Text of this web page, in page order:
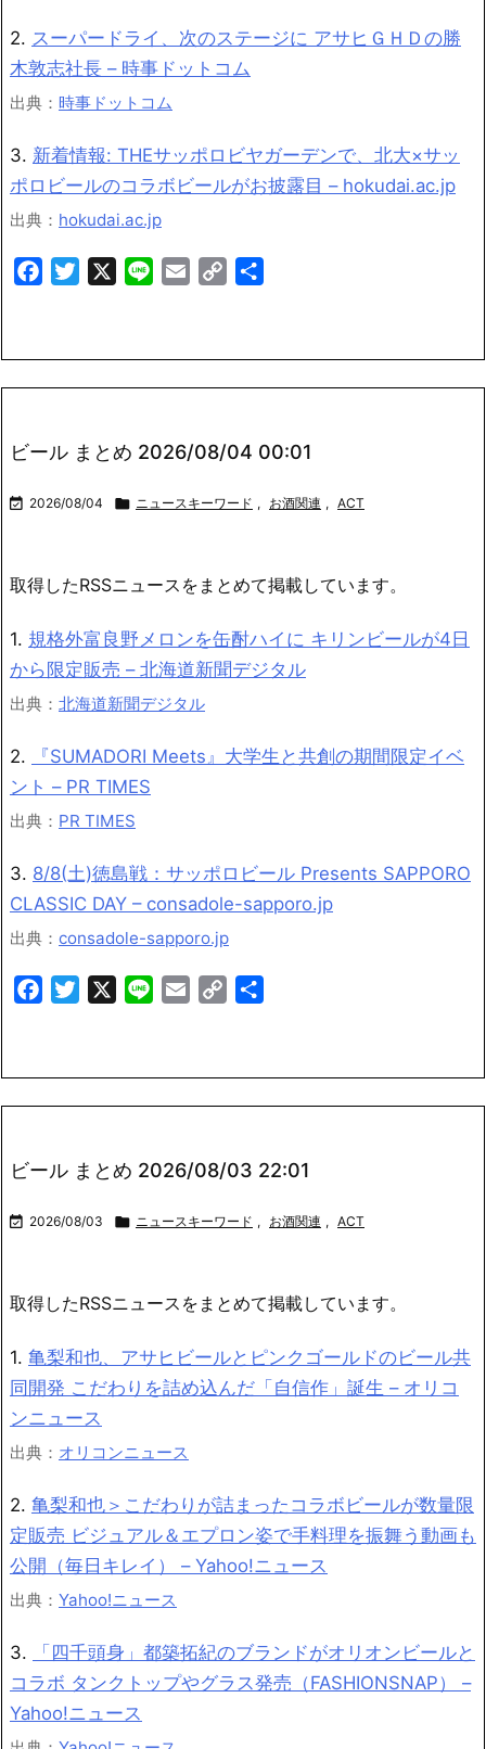
2. スーパードライ、次のステージに アサヒＧＨＤの勝
木敦志社長 – 時事ドットコム
出典： 時事ドットコム
3. 新着情報: THEサッポロビヤガーデンで、北大×サッ
ポロビールのコラボビールがお披露目 – hokudai.ac.jp
出典： hokudai.ac.jp
FacebookTwitter Line Email
Copy
ビール まとめ 2026/08/04 00:01
 2026/08/04  ニュースキーワード , お酒関連 , ACT
取得したRSSニュースをまとめて掲載しています。
1. 規格外富良野メロンを缶酎ハイに キリンビールが4日
から限定販売 – 北海道新聞デジタル
出典： 北海道新聞デジタル
2.
『SUMADORI Meets』大学生と共創の期間限定イベ
ント – PR TIMES
出典： PR TIMES
3. 8/8(土)徳島戦：サッポロビール Presents SAPPORO
CLASSIC DAY – consadole-sapporo.jp
出典： consadole-sapporo.jp
FacebookTwitter Line Email
Copy
ビール まとめ 2026/08/03 22:01
 2026/08/03  ニュースキーワード , お酒関連 , ACT
取得したRSSニュースをまとめて掲載しています。
1. 亀梨和也、アサヒビールとピンクゴールドのビール共
同開発 こだわりを詰め込んだ「自信作」誕生 – オリコ
ンニュース
出典： オリコンニュース
2. 亀梨和也＞こだわりが詰まったコラボビールが数量限
定販売 ビジュアル＆エプロン姿で手料理を振舞う動画も
公開（毎日キレイ） – Yahoo!ニュース
出典： Yahoo!ニュース
3.
「四千頭身」都築拓紀のブランドがオリオンビールと
コラボ タンクトップやグラス発売（FASHIONSNAP） –
Yahoo!ニュース